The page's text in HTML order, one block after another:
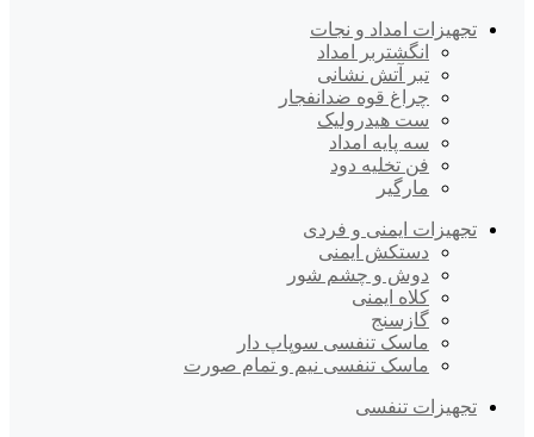
تجهیزات امداد و نجات
انگشتربر امداد
تبر آتش نشانی
چراغ قوه ضدانفجار
ست هیدرولیک
سه پایه امداد
فن تخلیه دود
مارگیر
تجهیزات ایمنی و فردی
دستکش ایمنی
دوش و چشم شور
کلاه ایمنی
گازسنج
ماسک تنفسی سوپاپ دار
ماسک تنفسی نیم و تمام صورت
تجهیزات تنفسی